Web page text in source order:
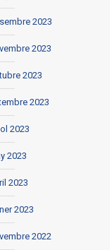
2023
2023
2023
2023
2023
2023
2023
2023
2022